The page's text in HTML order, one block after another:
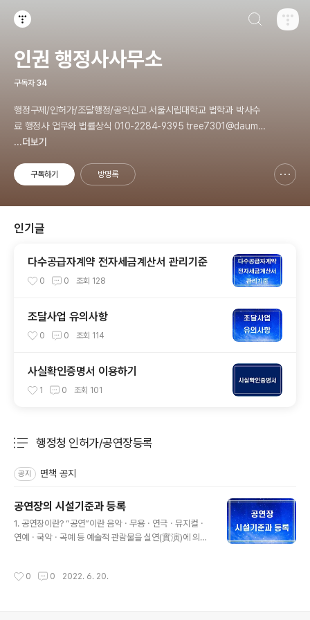
인권 행정사사무소
구독자 34
행정구제/인허가/조달행정/공익신고 서울시립대학교 법학과 박사수
료 행정사 업무와 법률상식 010-2284-9395 tree7301@daum.n
et
...더보기
구독하기 방명록
인기글
다수공급자계약 전자세금계산서 관리기준
0 0 조회 128
조달사업 유의사항
0 0 조회 114
사실확인증명서 이용하기
1 0 조회 101
행정청 인허가/공연장등록
공지 면책 공지
공연장의 시설기준과 등록
1. 공연장이란? “공연”이란 음악ㆍ무용ㆍ연극ㆍ뮤지컬ㆍ
연예ㆍ국악ㆍ곡예 등 예술적 관람물을 실연(實演)에 의하
란 공연을 주된 목적으로 설치하여 운영하는 시설로서 연
0 0 2022. 6. 20.